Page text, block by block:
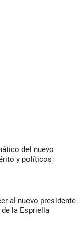
del nuevo
y políticos
al nuevo presidente
la Espriella